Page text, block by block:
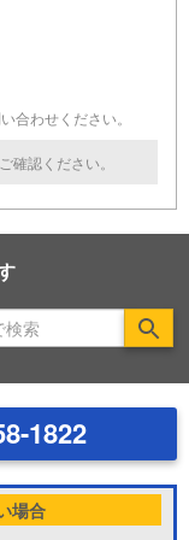
合わせください。
確認ください。
1822
場合